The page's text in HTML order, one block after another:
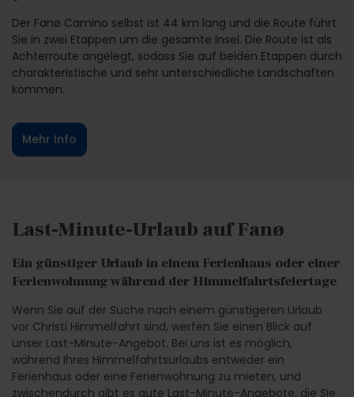
Der Fanø Camino selbst ist 44 km lang und die Route führt
Sie in zwei Etappen um die gesamte Insel. Die Route ist als
Achterroute angelegt, sodass Sie auf beiden Etappen durch
charakteristische und sehr unterschiedliche Landschaften
kommen.
Mehr Info
Last-Minute-Urlaub auf Fanø
Ein günstiger Urlaub in einem Ferienhaus oder einer
Ferienwohnung während der Himmelfahrtsfeiertage
Wenn Sie auf der Suche nach einem günstigeren Urlaub
vor Christi Himmelfahrt sind, werfen Sie einen Blick auf
unser Last-Minute-Angebot. Bei uns ist es möglich,
während Ihres Himmelfahrtsurlaubs entweder ein
Ferienhaus oder eine Ferienwohnung zu mieten, und
zwischendurch gibt es gute Last-Minute-Angebote, die Sie